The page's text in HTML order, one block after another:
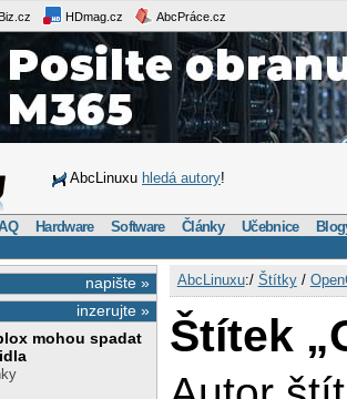
HDmag.cz AbcPráce.cz
AbcLinuxu hledá autory!
Hardware Software Články Učebnice
napište »
inzerujte »
mohou spadat
AbcLinuxu:/ Štítky/
Štítek